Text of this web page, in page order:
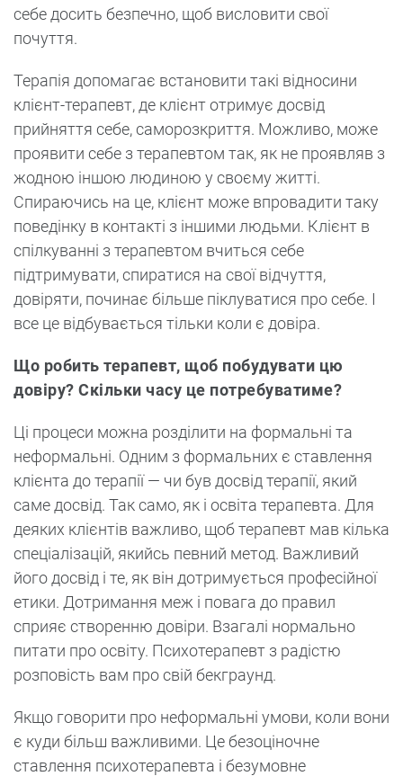
себе досить безпечно, щоб висловити свої
почуття.
Терапія допомагає встановити такі відносини
клієнт-терапевт, де клієнт отримує досвід
прийняття себе, саморозкриття. Можливо, може
проявити себе з терапевтом так, як не проявляв з
жодною іншою людиною у своєму житті.
Спираючись на це, клієнт може впровадити таку
поведінку в контакті з іншими людьми. Клієнт в
спілкуванні з терапевтом вчиться себе
підтримувати, спиратися на свої відчуття,
довіряти, починає більше піклуватися про себе. І
все це відбувається тільки коли є довіра.
Що робить терапевт, щоб побудувати цю
довіру? Скільки часу це потребуватиме?
Ці процеси можна розділити на формальні та
неформальні. Одним з формальних є ставлення
клієнта до терапії — чи був досвід терапії, який
саме досвід. Так само, як і освіта терапевта. Для
деяких клієнтів важливо, щоб терапевт мав кілька
спеціалізацій, якийсь певний метод. Важливий
його досвід і те, як він дотримується професійної
етики. Дотримання меж і повага до правил
сприяє створенню довіри. Взагалі нормально
питати про освіту. Психотерапевт з радістю
розповість вам про свій бекграунд.
Якщо говорити про неформальні умови, коли вони
є куди більш важливими. Це безоціночне
ставлення психотерапевта і безумовне